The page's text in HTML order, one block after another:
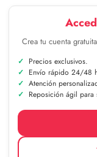
Crea tu cuenta
Precios exclusivos.
Envío rápido 24/48
Atención
Reposición ágil para